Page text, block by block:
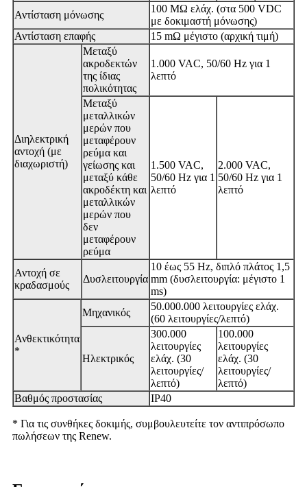
Αντίσταση μόνωσης
100 MΩ ελάχ. (στα 500 VDC
με δοκιμαστή μόνωσης)
Αντίσταση επαφής
15 mΩ μέγιστο (αρχική τιμή)
Διηλεκτρική
αντοχή (με
διαχωριστή)
Μεταξύ
ακροδεκτών
της ίδιας
πολικότητας
1.000 VAC, 50/60 Hz για 1
λεπτό
Μεταξύ
μεταλλικών
μερών που
μεταφέρουν
ρεύμα και
γείωσης και
μεταξύ κάθε
ακροδέκτη και
μεταλλικών
μερών που
δεν
μεταφέρουν
ρεύμα
1.500 VAC,
50/60 Hz για 1
λεπτό
2.000 VAC,
50/60 Hz για 1
λεπτό
Αντοχή σε
κραδασμούς
Δυσλειτουργία
10 έως 55 Hz, διπλό πλάτος 1,5
mm (δυσλειτουργία: μέγιστο 1
ms)
Ανθεκτικότητα
*
Μηχανικός
50.000.000 λειτουργίες ελάχ.
(60 λειτουργίες/λεπτό)
Ηλεκτρικός
300.000
λειτουργίες
ελάχ. (30
λειτουργίες/
λεπτό)
100.000
λειτουργίες
ελάχ. (30
λειτουργίες/
λεπτό)
Βαθμός προστασίας
IP40
* Για τις συνθήκες δοκιμής, συμβουλευτείτε τον αντιπρόσωπο
πωλήσεων της Renew.